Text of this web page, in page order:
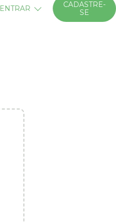
ENTRAR
CADASTRE-
SE